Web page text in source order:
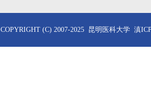
COPYRIGHT (C) 2007-2025 昆明医科大学 滇